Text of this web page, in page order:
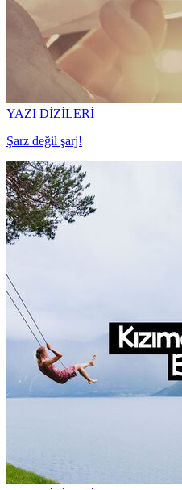
YAZI DİZİLERİ
Şarz değil şarj!